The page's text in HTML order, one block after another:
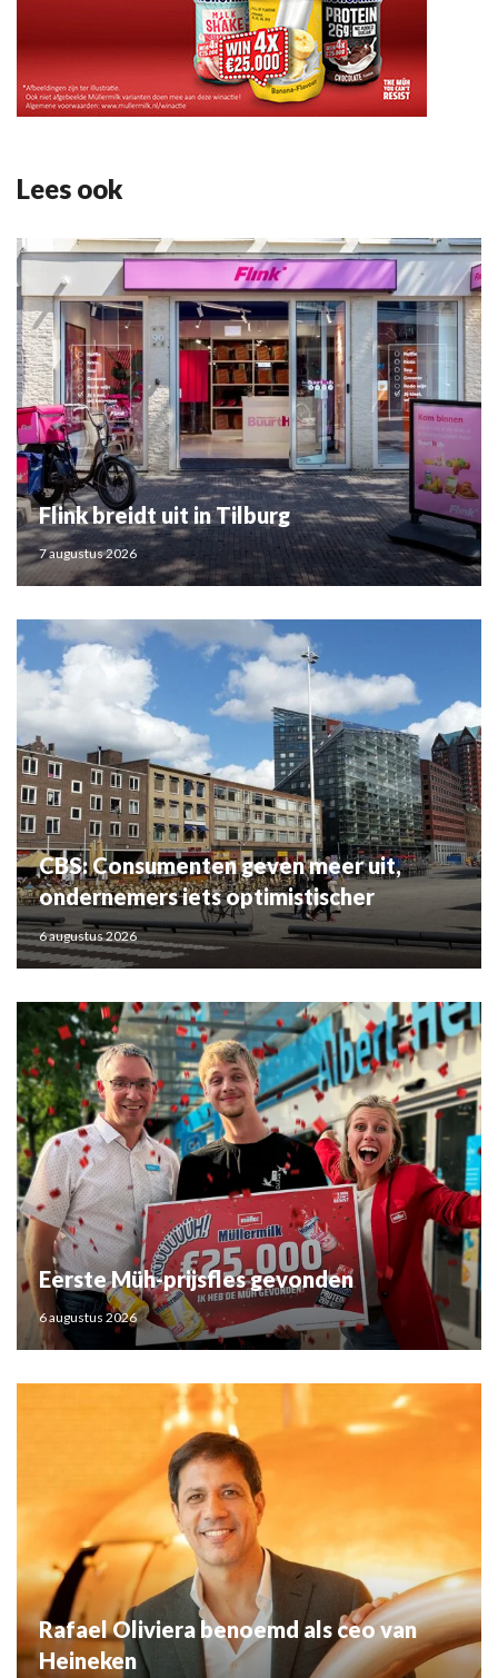
Lees ook
Flink breidt uit in Tilburg
7 augustus 2026
CBS: Consumenten geven meer uit,
ondernemers iets optimistischer
6 augustus 2026
Eerste Müh-prijsfles gevonden
6 augustus 2026
Rafael Oliviera benoemd als ceo van
Heineken